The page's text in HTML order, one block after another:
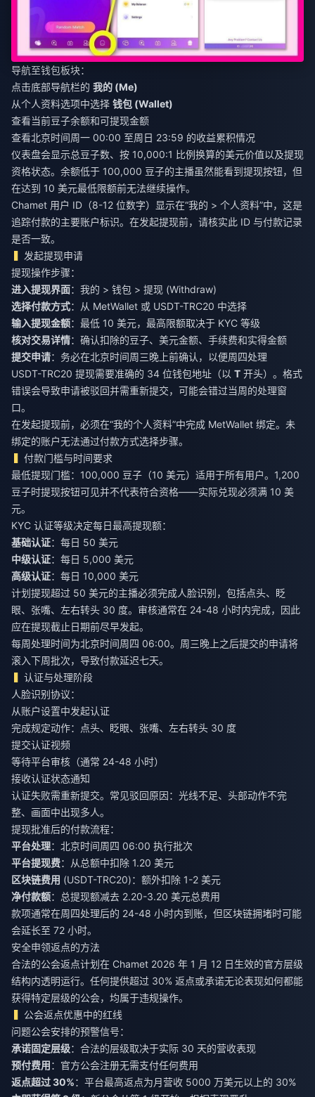
导航至钱包板块：
点击底部导航栏的 我的 (Me)
从个人资料选项中选择 钱包 (Wallet)
查看当前豆子余额和可提现金额
查看北京时间周一 00:00 至周日 23:59 的收益累积情况
仪表盘会显示总豆子数、按 10,000:1 比例换算的美元价值以及提现
资格状态。余额低于 100,000 豆子的主播虽然能看到提现按钮，但
在达到 10 美元最低限额前无法继续操作。
Chamet 用户 ID（8-12 位数字）显示在“我的 > 个人资料”中，这是
追踪付款的主要账户标识。在发起提现前，请核实此 ID 与付款记录
是否一致。
发起提现申请
提现操作步骤：
进入提现界面：我的 > 钱包 > 提现 (Withdraw)
选择付款方式：从 MetWallet 或 USDT-TRC20 中选择
输入提现金额：最低 10 美元，最高限额取决于 KYC 等级
核对交易详情：确认扣除的豆子、美元金额、手续费和实得金额
提交申请：务必在北京时间周三晚上前确认，以便周四处理
USDT-TRC20 提现需要准确的 34 位钱包地址（以 T 开头）。格式
错误会导致申请被驳回并需重新提交，可能会错过当周的处理窗
口。
在发起提现前，必须在“我的个人资料”中完成 MetWallet 绑定。未
绑定的账户无法通过付款方式选择步骤。
付款门槛与时间要求
最低提现门槛：100,000 豆子（10 美元）适用于所有用户。1,200
豆子时提现按钮可见并不代表符合资格——实际兑现必须满 10 美
元。
KYC 认证等级决定每日最高提现额：
基础认证：每日 50 美元
中级认证：每日 5,000 美元
高级认证：每日 10,000 美元
计划提现超过 50 美元的主播必须完成人脸识别，包括点头、眨
眼、张嘴、左右转头 30 度。审核通常在 24-48 小时内完成，因此
应在提现截止日期前尽早发起。
每周处理时间为北京时间周四 06:00。周三晚上之后提交的申请将
滚入下周批次，导致付款延迟七天。
认证与处理阶段
人脸识别协议：
从账户设置中发起认证
完成规定动作：点头、眨眼、张嘴、左右转头 30 度
提交认证视频
等待平台审核（通常 24-48 小时）
接收认证状态通知
认证失败需重新提交。常见驳回原因：光线不足、头部动作不完
整、画面中出现多人。
提现批准后的付款流程：
平台处理：北京时间周四 06:00 执行批次
平台提现费：从总额中扣除 1.20 美元
区块链费用 (USDT-TRC20)：额外扣除 1-2 美元
净付款额：总提现额减去 2.20-3.20 美元总费用
款项通常在周四处理后的 24-48 小时内到账，但区块链拥堵时可能
会延长至 72 小时。
安全申领返点的方法
合法的公会返点计划在 Chamet 2026 年 1 月 12 日生效的官方层级
结构内透明运行。任何提供超过 30% 返点或承诺无论表现如何都能
获得特定层级的公会，均属于违规操作。
公会返点优惠中的红线
问题公会安排的预警信号：
承诺固定层级：合法的层级取决于实际 30 天的营收表现
预付费用：官方公会注册无需支付任何费用
返点超过 30%：平台最高返点为月营收 5000 万美元以上的 30%